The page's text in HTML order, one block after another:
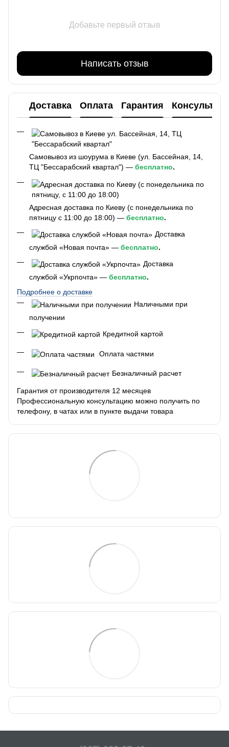
Добавьте первый отзыв
Написать отзыв
Доставка Оплата Гарантия
Самовывоз из шоурума в Киеве (ул. Бассейная, 14,
ТЦ "Бессарабский квартал") — бесплатно.
Адресная доставка по Киеву (с понедельника по
пятницу с 11:00 до 18:00) — бесплатно.
Доставка
службой «Новая почта» — бесплатно.
Доставка
службой «Укрпочта» — бесплатно.
Подробнее о доставке
Наличными при
получении
Кредитной картой
Оплата частями
Безналичный расчет
Гарантия от производителя 12 месяцев
Профессиональную консультацию можно получить по
телефону, в чатах или в пункте выдачи товара